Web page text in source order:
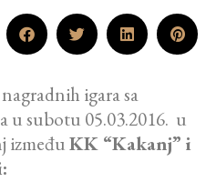
igara sa
u subotu 05.03.2016. u
izmeđuKK “Kakanj” i